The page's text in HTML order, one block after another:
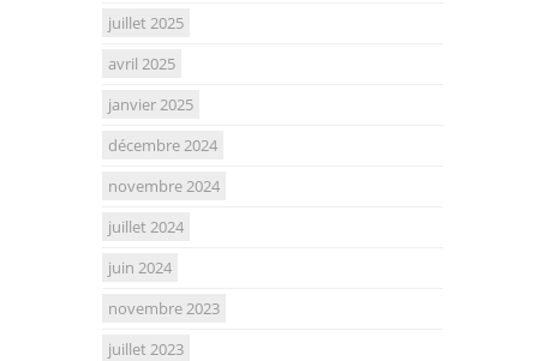
juillet 2025
avril 2025
janvier 2025
décembre 2024
novembre 2024
juillet 2024
juin 2024
novembre 2023
juillet 2023